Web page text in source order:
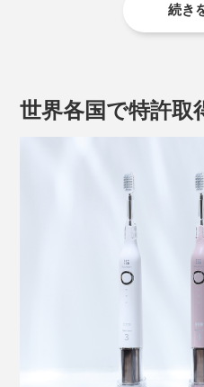
独自の光触媒効果のおかげ
左／半導体の酸化チタン、右／ソーラー
電源ボタンを押すたびに切
続き
世界各国で特許取